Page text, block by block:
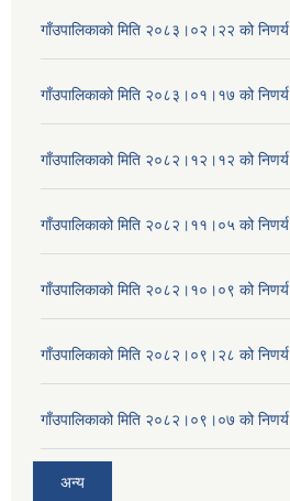
गाँउपालिकाको मिति २०८३।०२।२२ को निणर्य
गाँउपालिकाको मिति २०८३।०१।१७ को निणर्य
गाँउपालिकाको मिति २०८२।१२।१२ को निणर्य
गाँउपालिकाको मिति २०८२।११।०५ को निणर्य
गाँउपालिकाको मिति २०८२।१०।०९ को निणर्य
गाँउपालिकाको मिति २०८२।०९।२८ को निणर्य
गाँउपालिकाको मिति २०८२।०९।०७ को निणर्य
अन्य